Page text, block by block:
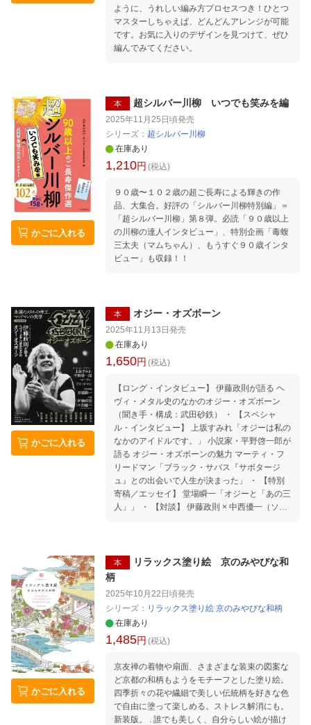
ように、うれしい編み方プロセスつき！ひとつ
マスターしちゃえば、どんどんアレンジが可能
です。お気に入りのデザインを見つけて、ぜひ
編んでみてください。
かごに入れる
本 超シルバー川柳 いつでも笑みを編
2025年11月25日頃発売
シリーズ： 超シルバー川柳
在庫あり
1,210円 (税込)
９０歳〜１０２歳の超ご長寿による輝きの作
品、大集合。好評の「シルバー川柳特別編」＝
「超シルバー川柳」第８弾。必読「９０歳以上
の川柳の達人インタビュー」、特別企画「毒蝮
三太夫（マムちゃん）、もうすぐ９０歳インタ
ビュー」も収録！！
かごに入れる
本 オジー・オズボーン
2025年11月13日 発売
在庫あり
1,650円 (税込)
【ロング・インタビュー】 伊藤政則が語る ヘ
ヴィ・メタル史のなかのオジー・オズボーン
（聞き手・構成：武田砂鉄） ・ 【スペシャ
ル・インタビュー】 上坂すみれ「オジーは私の
なかのアイドルです。」 小説家・平野啓一郎が
語る オジー・オズボーンの魅力 マーティ・フ
リードマン「ブラック・サバス『サボタージ
ュ』との出会いで人生が決まった」 ・ 【特別
寄稿／エッセイ】 堂場瞬一「オジーと「あの三
人」」 ・ 【対談】 伊藤政則 × 中西優一（ソニ
Z」 ・ 【論考】 大鷹俊一「はじまりのブラッ
ク・サバス」 五十嵐太郎「稀代のエンターテイ
ぼれた野郎（ども）に捧ぐ」 武田砂鉄「メタル
界の血行促進に励んだ人」 山崎智之「オジーの
揺れ幅」 奥村裕司「2016年の「ジ・エンド」--
ノルウェーで観た最後のツアー」 若林恵「ブラ
原昌也「小説を書くときは、脳内でブラック・
サバスを爆音で流しています」 吉川浩満「猫に
負ける」 ・ 【コラム】 鈴木輝久「We Sold Ou
r “SOUL” For …? --1970年ブラック・サバス来
日の幻」 「流れよ我が涙、とプロレス・ファン
かごに入れる
本
リラックス塗り絵 京のみやびな和
柄
2025年10月22日頃発売
シリーズ： リラックス塗り絵 京のみやびな和柄
在庫あり
1,485円 (税込)
京友禅の着物や扇面、さまざまな装束の図案な
ど京都の和柄もようをモチーフとした塗り絵。
四季折々の花や繊細で美しい伝統柄を好きな色
で自由に塗って楽しめる。ストレス解消にも。
新装版。 . 誰でも美しく、自分らしい絵が描け